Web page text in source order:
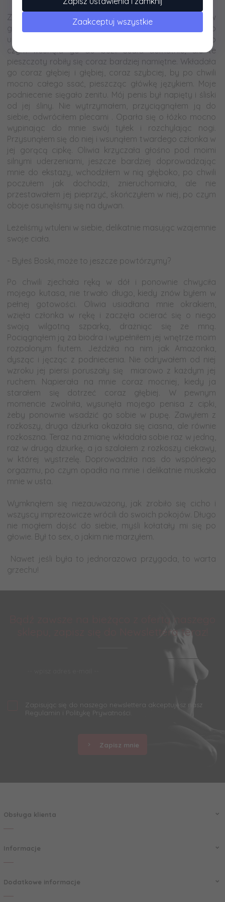
Złapała mojego członka w dłonie i zaczęła przesuwać w
górę i w dół, po chwili uklękła przede mną i objęła go
ustami. Początkowo pieściła i lizała jego czubek, po
czym wsunęła go do buzi. Ssała delikatnie, ale te
pieszczoty robiły się coraz bardziej namiętne. Wkładała
go coraz głębiej i głębiej, coraz szybciej, by po chwili
mocno całego ssać, pieszcząc główkę językiem. Moje
podniecenie sięgało zenitu. Mój penis był napięty i śliski
od jej śliny. Nie wytrzymałem, przyciągnąłem ją do
siebie, odwróciłem plecami . Oparła się o łóżko mocno
wypinając do mnie swój tyłek i rozchylając nogi.
Przysunąłem się do niej i wsunąłem twardego członka w
jej gorącą cipkę. Oliwia krzyczała głośno pod moimi
silnymi uderzeniami, jeszcze bardziej doprowadzając
mnie do ekstazy, wchodziłem w nią głęboko, po chwili
poczułem jak dochodzi, znieruchomiała, ale nie
przestawałem jej pieprzyć, skończyłem w niej, po czym
oboje osunęliśmy się na dywan.
Leżeliśmy wtuleni w siebie, delikatnie masując wzajemnie
swoje ciała.
- Byłeś Boski, może to jeszcze powtórzymy?
Po chwili zjechała ręką w dół i ponownie chwyciła
mojego kutasa, nie trwało długo, kiedy znów byłem w
pełnej gotowości. Oliwia usiadłana mnie okrakiem,
wzięła członka w rękę i zaczęła ocierać się o niego
swoją wilgotną szparką, drażniąc się ze mną.
Pociągnąłem ją za biodra i wypełniłem jej wnętrze moim
rozpalonym fiutem. Jeździła na nim jak Amazonka,
dysząc i jęcząc z podniecenia. Nie odrywałem od niej
wzroku jej piersi poruszały się miarowo z każdym jej
ruchem. Napierała na mnie coraz mocniej, kiedy ja
starałem się dotrzeć coraz głębiej. W pewnym
momencie zwolniła, wysunęła mojego penisa z cipki,
żeby ponownie wsadzić go sobie w pupę. Zawyłem z
rozkoszy, druga dziurka okazała się ciasna, ale równie
rozkoszna. Teraz na zmianę wkładała sobie raz w jedną,
raz w drugą dziurkę, a ja szalałem z rozkoszy ciekawy,
w której wystrzelę. Doprowadziła nas do wspólnego
orgazmu, po czym opadła na mnie i delikatnie muskała
mnie w usta.
Wymknąłem się niezauważony, jak zrobiło się cicho i
wszyscy imprezowicze wrócili do swoich pokojów. Długo
nie mogłem dojść do siebie, myśli kołatały mi się po
głowie. Był to sex, o jakim nie marzyłem.
Nawet jeśli była to jednorazowa przygoda, to warta
grzechu!
sklepu, zapisz się do Newslettera teraz!
Zapisując się do naszego newslettera akceptujesz nasz
Regulamin i Politykę Prywatności
Zapisz mnie
Obsługa klienta
Informacje
Dodatkowe informacje
Zaakceptuj wszystkie